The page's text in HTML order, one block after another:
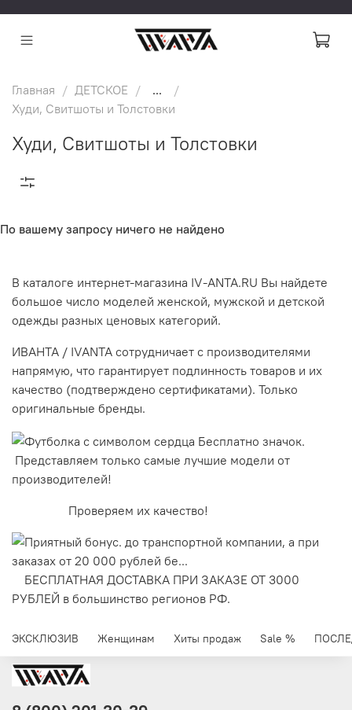
Главная ДЕТСКОЕ
...
Худи, Свитшоты и Толстовки
Худи, Свитшоты и Толстовки
По вашему запросу ничего не найдено
В каталоге интернет-магазина IV-ANTA.RU Вы найдете
большое число моделей женской, мужской и детской
одежды разных ценовых категорий.
ИВАНТА / IVANTA сотрудничает с производителями
напрямую, что гарантирует подлинность товаров и их
качество (подтверждено сертификатами). Только
оригинальные бренды.
Представляем только самые лучшие модели от
производителей!
Проверяем их качество!
БЕСПЛАТНАЯ ДОСТАВКА ПРИ ЗАКАЗЕ ОТ 3000
РУБЛЕЙ в большинство регионов РФ.
ЭКСКЛЮЗИВ Женщинам Хиты продаж Sale %